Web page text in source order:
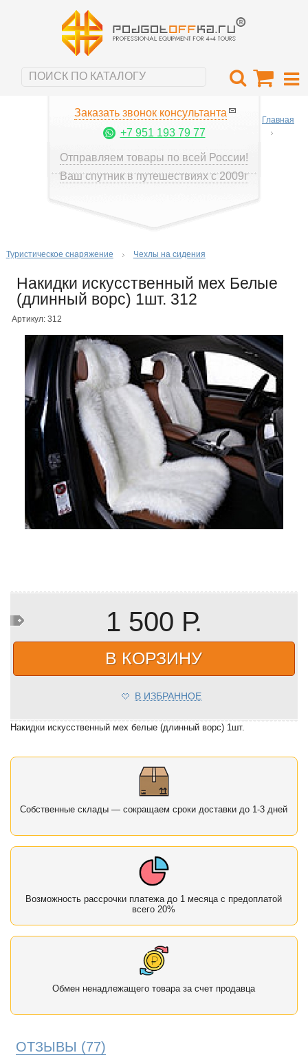
Заказать звонок консультанта
+7 951 193 79 77
Отправляем товары по всей России!
Ваш спутник в путешествиях с 2009г
Главная
Туристическое снаряжение Чехлы на сидения
Накидки искусственный мех Белые
(длинный ворс) 1шт. 312
Артикул: 312
1 500 Р.
В КОРЗИНУ
В ИЗБРАННОЕ
Накидки искусственный мех белые (длинный ворс) 1шт.
Собственные склады — сокращаем сроки доставки до 1-3 дней
Возможность рассрочки платежа до 1 месяца с предоплатой
всего 20%
Обмен ненадлежащего товара за счет продавца
ОТЗЫВЫ (77)